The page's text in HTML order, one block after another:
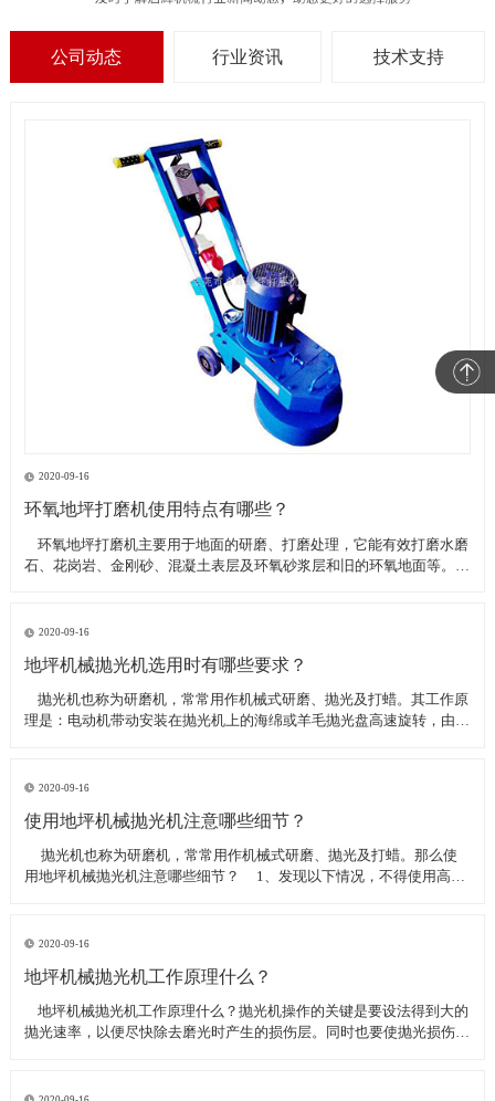
公司动态 行业资讯 技术支持
2020-09-16
环氧地坪打磨机使用特点有哪些？
​ 环氧地坪打磨机主要用于地面的研磨、打磨处理，它能有效打磨水磨
石、花岗岩、金刚砂、混凝土表层及环氧砂浆层和旧的环氧地面等。具
地坪工程处理的必备设
2020-09-16
地坪机械抛光机选用时有哪些要求？
​ 抛光机也称为研磨机，常常用作机械式研磨、抛光及打蜡。其工作原
理是：电动机带动安装在抛光机上的海绵或羊毛抛光盘高速旋转，由于
求？
2020-09-16
使用地坪机械抛光机注意哪些细节？
​ 抛光机也称为研磨机，常常用作机械式研磨、抛光及打蜡。那么使
用地坪机械抛光机注意哪些细节？ 1、发现以下情况，不得使用高速
2020-09-16
地坪机械抛光机工作原理什么？
​ 地坪机械抛光机工作原理什么？抛光机操作的关键是要设法得到大的
抛光速率，以便尽快除去磨光时产生的损伤层。同时也要使抛光损伤层
较深；后者要求使用最细的